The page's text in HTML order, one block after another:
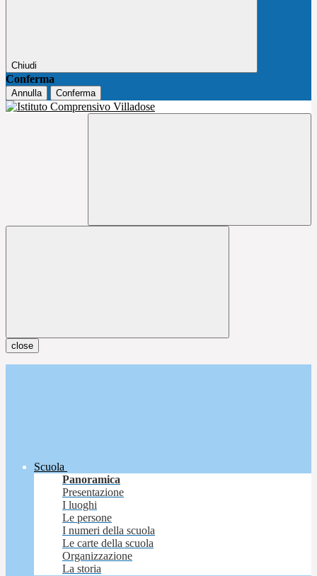
Chiudi
Conferma
Annulla Conferma
close
Scuola
Panoramica
Presentazione
I luoghi
Le persone
I numeri della scuola
Le carte della scuola
Organizzazione
La storia